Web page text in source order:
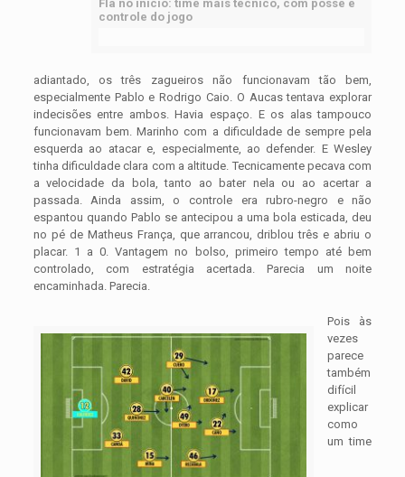
Fla no início: time mais técnico, com posse e
controle do jogo
adiantado, os três zagueiros não funcionavam tão bem,
especialmente Pablo e Rodrigo Caio. O Aucas tentava explorar
indecisões entre ambos. Havia espaço. E os alas tampouco
funcionavam bem. Marinho com a dificuldade de sempre pela
esquerda ao atacar e, especialmente, ao defender. E Wesley
tinha dificuldade clara com a altitude. Tecnicamente pecava com
a velocidade da bola, tanto ao bater nela ou ao acertar a
passada. Ainda assim, o controle era rubro-negro e não
espantou quando Pablo se antecipou a uma bola esticada, deu
no pé de Matheus França, que arrancou, driblou três e abriu o
placar. 1 a 0. Vantagem no bolso, primeiro tempo até bem
controlado, com estratégia acertada. Parecia um noite
encaminhada. Parecia.
Pois às
vezes
parece
também
difícil
explicar
como
um time